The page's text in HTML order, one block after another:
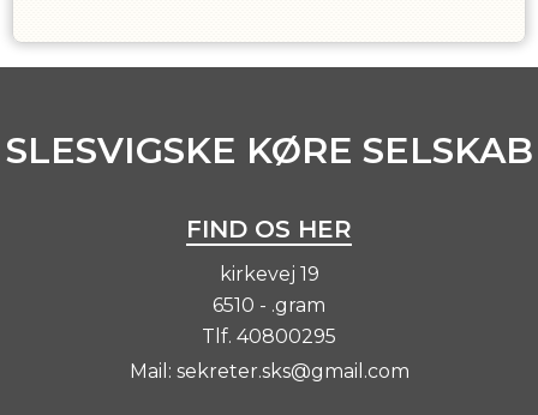
SLESVIGSKE KØRE SELSKAB
FIND OS HER
kirkevej 19
6510 - .gram
Tlf. 40800295
Mail: sekreter.sks@gmail.com